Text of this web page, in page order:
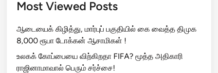
Most Viewed Posts
ஆடையைக் கிழித்து, மார்புப் பகுதியில் கை வைத்த திமுக
8,000 ரூபா டோக்கன் ஆசாமிகள் !
உலகக் கோப்பையை விற்கிறதா FIFA? மூத்த அதிகாரி
ராஜினாமாவால் பெரும் சர்ச்சை!